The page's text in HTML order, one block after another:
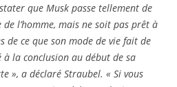
que Musk passe tellement de
l’homme, mais ne soit pas prêt à
de ce que son mode de vie fait de
à la conclusion au début de sa
», a déclaré Straubel. « Si vous